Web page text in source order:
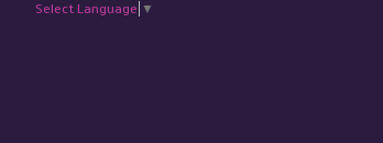
Select Language ▼